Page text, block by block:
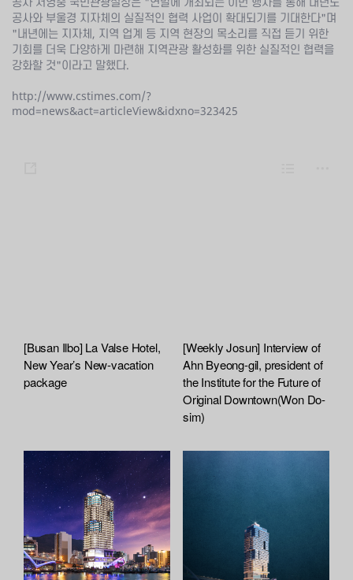
공사와 부울경 지자체의 실질적인 협력 사업이 확대되기를 기대한다"며
"내년에는 지자체, 지역 업계 등 지역 현장의 목소리를 직접 듣기 위한
기회를 더욱 다양하게 마련해 지역관광 활성화를 위한 실질적인 협력을
강화할 것"이라고 말했다.
http://www.cstimes.com/?
mod=news&act=articleView&idxno=323425
[Busan Ilbo] La Valse Hotel,
New Year’s New-vacation
package
[Weekly Josun] Interview of
Ahn Byeong-gil, president of
the Institute for the Future of
Original Downtown(Won Do-
sim)